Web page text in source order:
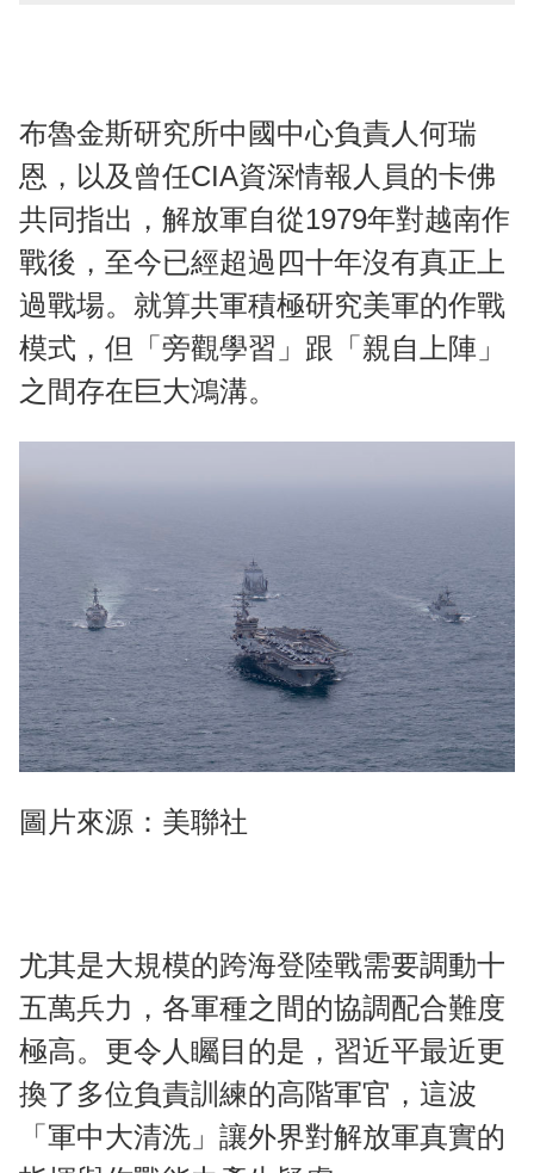
布魯金斯研究所中國中心負責人何瑞
恩，以及曾任CIA資深情報人員的卡佛
共同指出，解放軍自從1979年對越南作
戰後，至今已經超過四十年沒有真正上
過戰場。就算共軍積極研究美軍的作戰
模式，但「旁觀學習」跟「親自上陣」
之間存在巨大鴻溝。
圖片來源：美聯社
尤其是大規模的跨海登陸戰需要調動十
五萬兵力，各軍種之間的協調配合難度
極高。更令人矚目的是，習近平最近更
換了多位負責訓練的高階軍官，這波
「軍中大清洗」讓外界對解放軍真實的